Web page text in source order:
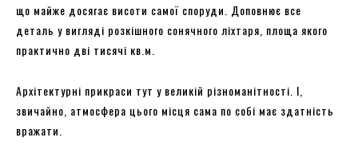
що майже досягає висоти самої споруди. Доповнює все
деталь у вигляді розкішного сонячного ліхтаря, площа якого
практично дві тисячі кв.м.
Архітектурні прикраси тут у великій різноманітності. І,
звичайно, атмосфера цього місця сама по собі має здатність
вражати.